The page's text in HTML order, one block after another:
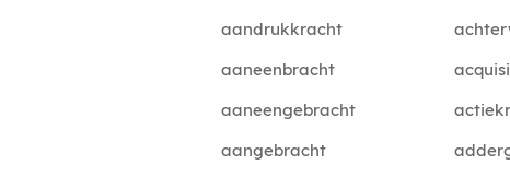
aandrukkracht
aaneenbracht
aaneengebracht
aangebracht